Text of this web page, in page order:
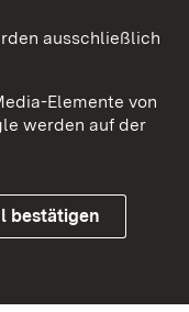
ausschließlich
Elemente von
werden auf der
bestätigen